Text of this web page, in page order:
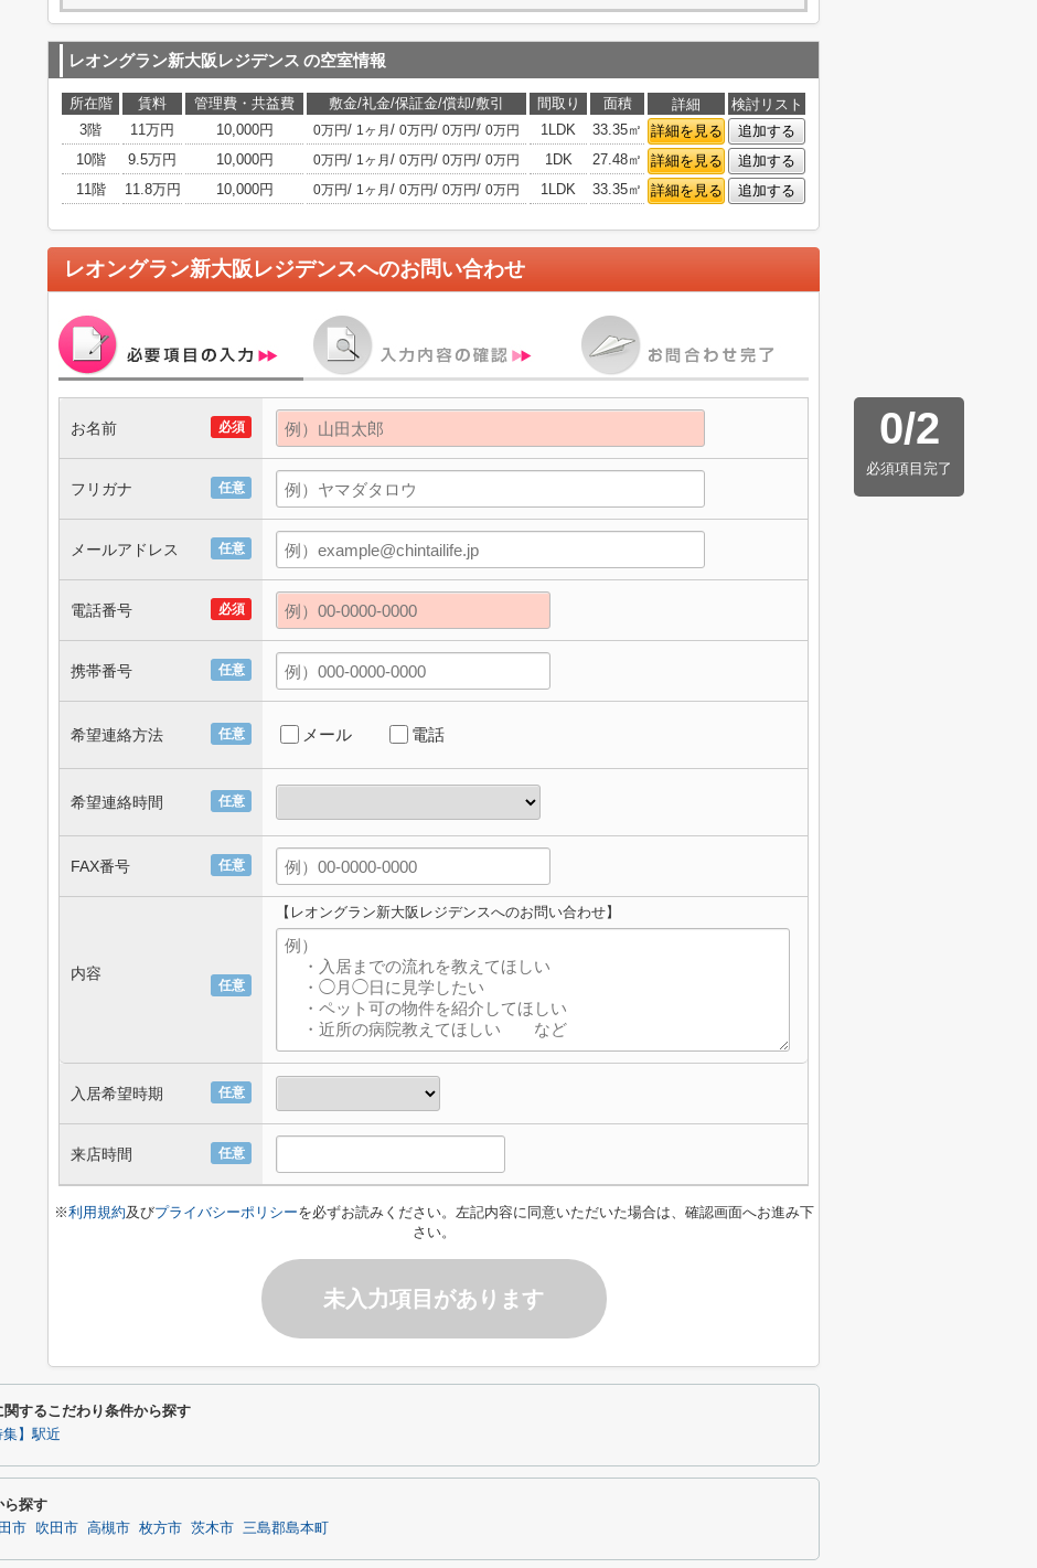
レオングラン新大阪レジデンス の空室情報
所在階 賃料 管理費・共益費 敷金/礼金/保証金/償却/敷引 間取り 面積 詳細
検討リスト
3階
11万円 10,000円 0万円/ 1ヶ月 / 0万円/ 0万円/ 0万円 1LDK 33.35㎡ 詳細を見る
追加する
10階
9.5万円 10,000円 0万円/ 1ヶ月 / 0万円/ 0万円/ 0万円 1DK 27.48㎡ 詳細を見る
追加する
11階
11.8万円 10,000円 0万円/ 1ヶ月 / 0万円/ 0万円/ 0万円 1LDK 33.35㎡ 詳細を見る 追加する
レオングラン新大阪レジデンスへのお問い合わせ
0/2
必須項目完了
必須
お名前
任意
フリガナ
任意
メールアドレス
必須
電話番号
任意
携帯番号
任意
希望連絡方法 メール 電話
任意
希望連絡時間
任意
FAX番号
任意
内容
【レオングラン新大阪レジデンスへのお問い合わせ】
任意
入居希望時期
任意
来店時間
※利用規約及びプライバシーポリシーを必ずお読みください。左記内容に同意いただいた場合は、確認画面へお進み下
さい。
未入力項目があります
するこだわり条件から探す
集】駅近
ら探す
市 吹田市 高槻市 枚方市 茨木市 三島郡島本町